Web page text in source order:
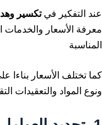
عند التفكير فيتكسير
معرفة الأسعار والخدمات
المناسبة
كما تختلف الأسعار
ونوع المواد والتعقيدات